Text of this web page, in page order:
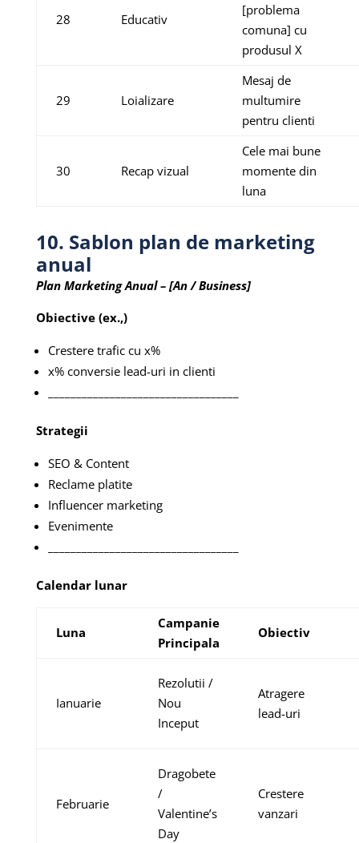
28 Educativ
[problema
comuna] cu
produsul X
29 Loializare
Mesaj de
multumire
pentru clienti
30 Recap vizual
Cele mai bune
momente din
luna
10. Sablon plan de marketing
anual
Plan Marketing Anual – [An / Business]
Obiective (ex.,)
Crestere trafic cu x%
x% conversie lead-uri in clienti
Strategii
SEO & Content
Reclame platite
Influencer marketing
Evenimente
Calendar lunar
Luna
Campanie
Principala
Obiectiv
Ianuarie
Rezolutii /
Nou
Inceput
Atragere
lead-uri
Februarie
Dragobete
/
Valentine’s
Day
Crestere
vanzari